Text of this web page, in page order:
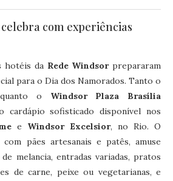
com experiências
hotéis da Rede Windsorprepararam
para o Dia dos Namorados. Tanto o
o Windsor Plaza Brasília
cardápio sofisticado disponível nos
e Windsor Excelsior, no Rio. O
pães artesanais e patês, amuse
melancia, entradas variadas, pratos
de carne, peixe ou vegetarianas, e